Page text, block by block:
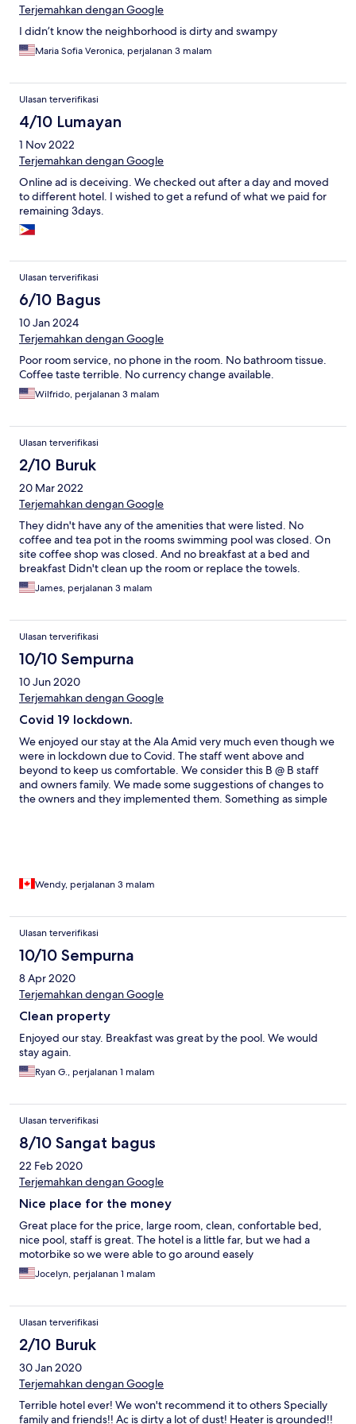
Terjemahkan dengan Google
I didn’t know the neighborhood is dirty and swampy
Maria Sofia Veronica, perjalanan 3 malam
Ulasan terverifikasi
4/10 Lumayan
1 Nov 2022
Terjemahkan dengan Google
Online ad is deceiving. We checked out after a day and moved
to different hotel. I wished to get a refund of what we paid for
remaining 3days.
Ulasan terverifikasi
6/10 Bagus
10 Jan 2024
Terjemahkan dengan Google
Poor room service, no phone in the room. No bathroom tissue.
Coffee taste terrible. No currency change available.
Wilfrido, perjalanan 3 malam
Ulasan terverifikasi
2/10 Buruk
20 Mar 2022
Terjemahkan dengan Google
They didn't have any of the amenities that were listed. No
coffee and tea pot in the rooms swimming pool was closed. On
site coffee shop was closed. And no breakfast at a bed and
breakfast Didn't clean up the room or replace the towels.
James, perjalanan 3 malam
Ulasan terverifikasi
10/10 Sempurna
10 Jun 2020
Terjemahkan dengan Google
Covid 19 lockdown.
We enjoyed our stay at the Ala Amid very much even though we
were in lockdown due to Covid. The staff went above and
beyond to keep us comfortable. We consider this B @ B staff
and owners family. We made some suggestions of changes to
the owners and they implemented them. Something as simple
Wendy, perjalanan 3 malam
Ulasan terverifikasi
10/10 Sempurna
8 Apr 2020
Terjemahkan dengan Google
Clean property
Enjoyed our stay. Breakfast was great by the pool. We would
stay again.
Ryan G., perjalanan 1 malam
Ulasan terverifikasi
8/10 Sangat bagus
22 Feb 2020
Terjemahkan dengan Google
Nice place for the money
Great place for the price, large room, clean, confortable bed,
nice pool, staff is great. The hotel is a little far, but we had a
motorbike so we were able to go around easely
Jocelyn, perjalanan 1 malam
Ulasan terverifikasi
2/10 Buruk
30 Jan 2020
Terjemahkan dengan Google
Terrible hotel ever! We won't recommend it to others Specially
family and friends!! Ac is dirty a lot of dust! Heater is grounded!!